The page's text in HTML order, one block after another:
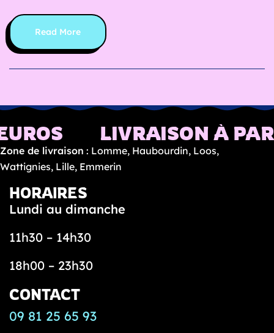
t
n
o
s
N
o
t
a
c
s
T
c
Read More
LIVRAISON À
Zone de livraison : Lomme, Haubourdin, Loos,
Wattignies, Lille, Emmerin
HORAIRES
Lundi au dimanche
11h30 – 14h30
18h00 – 23h30
CONTACT
09 81 25 65 93